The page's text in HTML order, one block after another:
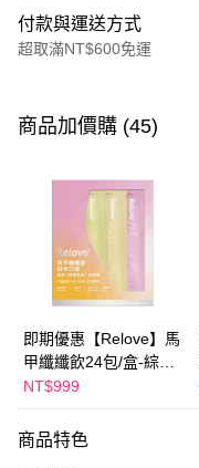
付款與運送方式
超取滿NT$600免運
信用卡一次付款
Apple Pay
街口支付
悠遊付
Google Pay
AFTEE先享後付
商品加價購 (45)
即期優惠【Relove】馬
甲纖纖飲24包/盒-綜合
口味(效期2027-01-22)
NT$999
商品特色